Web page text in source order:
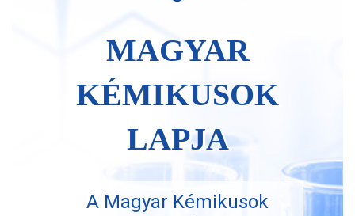
MAGYAR
KÉMIKUSOK
LAPJA
A Magyar Kémikusok